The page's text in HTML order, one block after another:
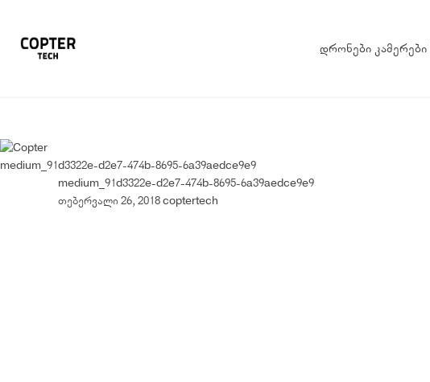
დრონები კამერები
medium_91d3322e-d2e7-474b-8695-6a39aedce9e9
medium_91d3322e-d2e7-474b-8695-6a39aedce9e9
თებერვალი 26, 2018coptertech